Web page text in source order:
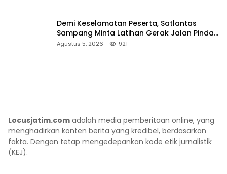
Demi Keselamatan Peserta, Satlantas
Sampang Minta Latihan Gerak Jalan Pindah
ke Lokasi Aman
Agustus 5, 2026 921
Locusjatim.com adalah media pemberitaan online, yang
menghadirkan konten berita yang kredibel, berdasarkan
fakta. Dengan tetap mengedepankan kode etik jurnalistik
(KEJ).